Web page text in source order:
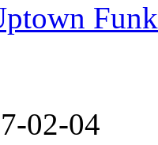
Funk
02-04